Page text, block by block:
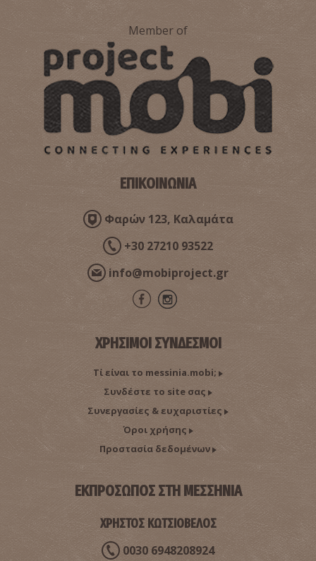
Member of
ΕΠΙΚΟΙΝΩΝΙΑ
Φαρών 123, Καλαμάτα
+30 27210 93522
info@mobiproject.gr
ΧΡΗΣΙΜΟΙ ΣΥΝΔΕΣΜΟΙ
Τί είναι το messinia.mobi;
Συνδέστε το site σας
Συνεργασίες & ευχαριστίες
Όροι χρήσης
Προστασία δεδομένων
ΕΚΠΡΟΣΩΠΟΣ ΣΤΗ ΜΕΣΣΗΝΙΑ
ΧΡΗΣΤΟΣ ΚΩΤΣΙΟΒΕΛΟΣ
0030 6948208924